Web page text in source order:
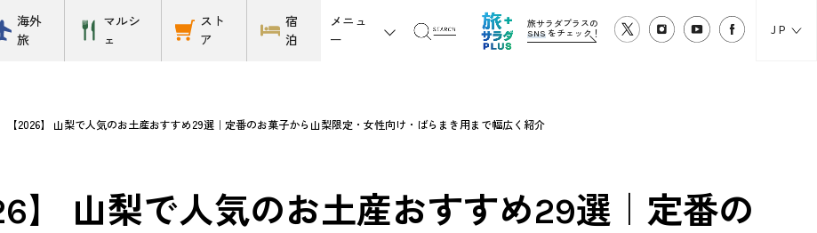
海外
旅
マルシ
ェ
スト
ア
宿
泊
メニュ
ー
旅サラダプラスの
SNS をチェック！ JP
【2026】 山梨で人気のお土産おすすめ29選｜定番のお菓子から山梨限定・女性向け・ばらまき用まで幅広く紹介
】 山梨で人気のお土産おすすめ29選｜定番の